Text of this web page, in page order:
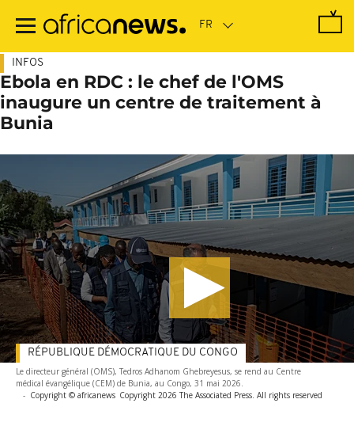
contenu
INFOS
Ebola en RDC : le chef de l'OMS
inaugure un centre de traitement à
Bunia
Le directeur général (OMS), Tedros Adhanom Ghebreyesus, se rend au Centre
médical évangélique (CEM) de Bunia, au Congo, 31 mai 2026.
- Copyright © africanews Copyright 2026 The Associated Press. All rights reserved
RÉPUBLIQUE DÉMOCRATIQUE DU CONGO